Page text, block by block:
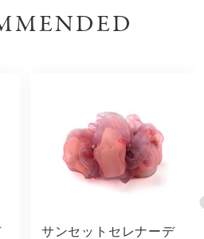
サンセットセレナーデ